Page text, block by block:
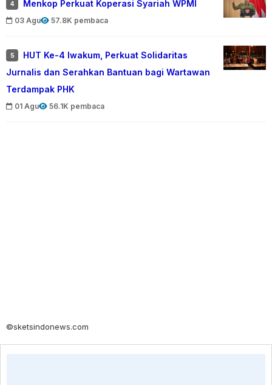
4 Menkop Perkuat Koperasi Syariah WPMI
03 Agu 57.8K pembaca
5
HUT Ke-4 Iwakum, Perkuat Solidaritas
Jurnalis dan Serahkan Bantuan bagi Wartawan
Terdampak PHK
01 Agu 56.1K pembaca
©sketsindonews.com